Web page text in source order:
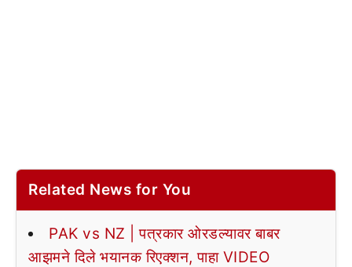
Related News for You
PAK vs NZ | पत्रकार ओरडल्यावर बाबर
आझमने दिले भयानक रिएक्शन, पाहा VIDEO